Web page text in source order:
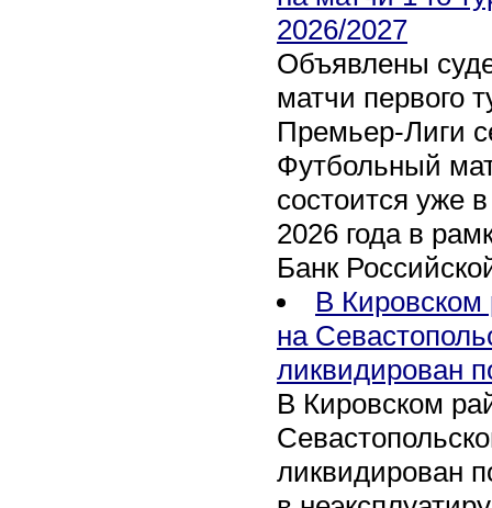
2026/2027
Объявлены
матчи первого
Премьер-Лиги
Футбольный
состоится уже
2026 года в
Банк
В Кировском
на
ликвидирован
В Кировском
ликвидирован